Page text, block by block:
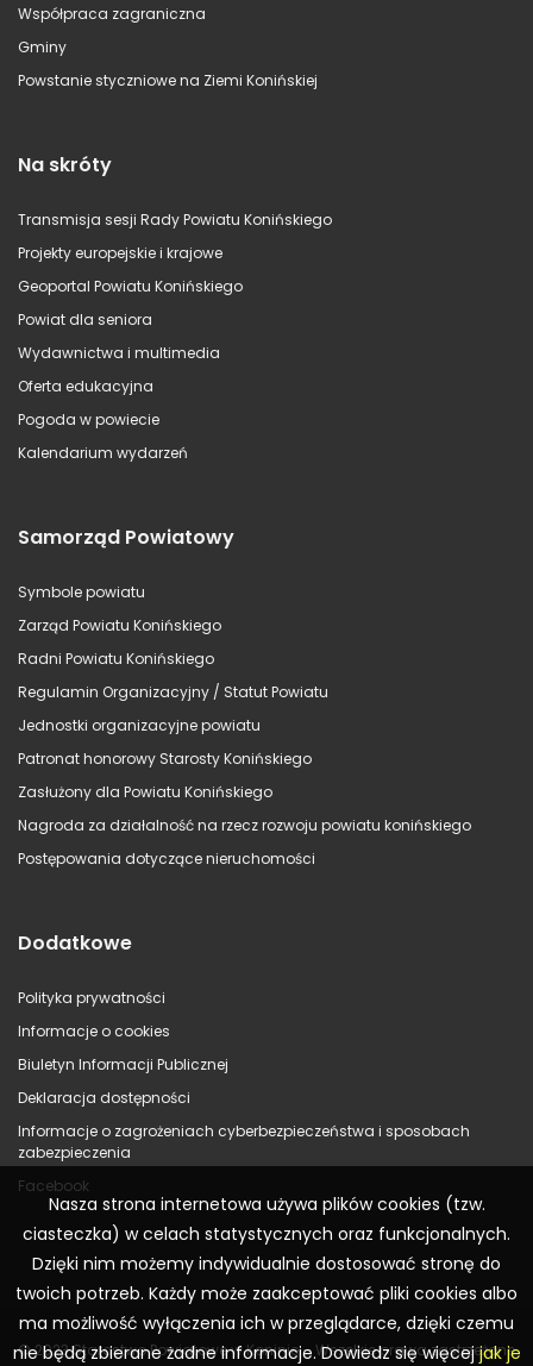
Współpraca zagraniczna
Gminy
Powstanie styczniowe na Ziemi Konińskiej
Na skróty
Transmisja sesji Rady Powiatu Konińskiego
Projekty europejskie i krajowe
Geoportal Powiatu Konińskiego
Powiat dla seniora
Wydawnictwa i multimedia
Oferta edukacyjna
Pogoda w powiecie
Kalendarium wydarzeń
Samorząd Powiatowy
Symbole powiatu
Zarząd Powiatu Konińskiego
Radni Powiatu Konińskiego
Regulamin Organizacyjny / Statut Powiatu
Jednostki organizacyjne powiatu
Patronat honorowy Starosty Konińskiego
Zasłużony dla Powiatu Konińskiego
Nagroda za działalność na rzecz rozwoju powiatu konińskiego
Postępowania dotyczące nieruchomości
Dodatkowe
Polityka prywatności
Informacje o cookies
Biuletyn Informacji Publicznej
Deklaracja dostępności
Informacje o zagrożeniach cyberbezpieczeństwa i sposobach
zabezpieczenia
Facebook
© 2023 Starostwo Powiatowe w Koninie – Wszelkie prawa zastrzeżone
Nasza strona internetowa używa plików cookies (tzw.
ciasteczka) w celach statystycznych oraz funkcjonalnych.
Dzięki nim możemy indywidualnie dostosować stronę do
twoich potrzeb. Każdy może zaakceptować pliki cookies albo
ma możliwość wyłączenia ich w przeglądarce, dzięki czemu
nie będą zbierane żadne informacje. Dowiedz się więcejjak je